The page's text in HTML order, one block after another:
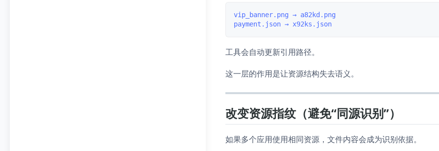
vip_banner.png → a82kd.png
工具会自动更新引用路径。
这一层的作用是让资源结构失去语义。
改变资源指纹（避免“同源识别”）
如果多个应用使用相同资源，文件内容会成为识别依据。